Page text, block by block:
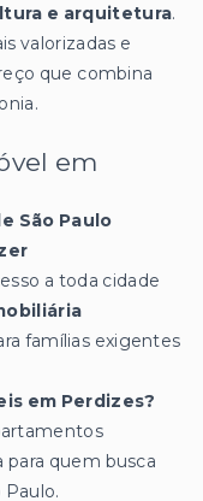
e arquitetura.
valorizadas e
que combina
em
São Paulo
a toda cidade
famílias exigentes
em Perdizes?
para quem busca